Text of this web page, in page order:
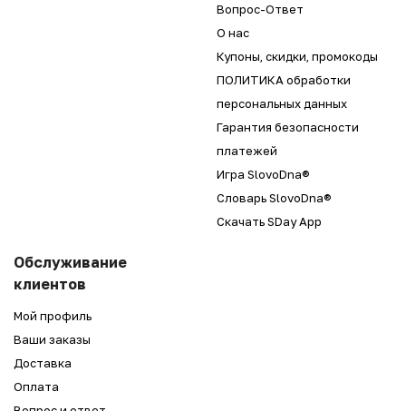
Вопрос-Ответ
О нас
Купоны, скидки, промокоды
ПОЛИТИКА обработки
персональных данных
Гарантия безопасности
платежей
Игра SlovoDna®
Словарь SlovoDna®
Скачать SDay App
Обслуживание
клиентов
Мой профиль
Ваши заказы
Доставка
Оплата